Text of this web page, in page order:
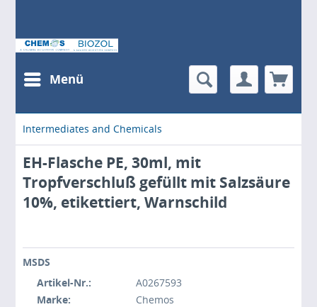
Menü
Intermediates and Chemicals
EH-Flasche PE, 30ml, mit
Tropfverschluß gefüllt mit Salzsäure
10%, etikettiert, Warnschild
MSDS
Artikel-Nr.:
A0267593
Marke:
Chemos